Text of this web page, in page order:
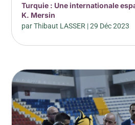
Turquie : Une internationale
K. Mersin
parThibaut LASSER |29 Déc 2023